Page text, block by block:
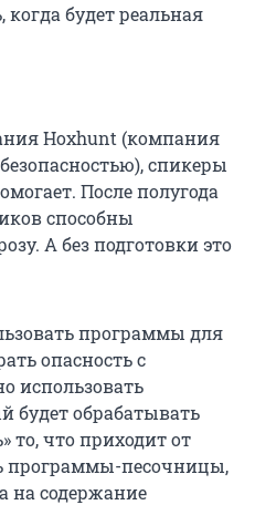
будет реальная
Hoxhunt (компания
спикеры
После полугода
способны
А без подготовки это
программы для
опасность с
использовать
обрабатывать
то, что приходит от
программы-песочницы,
на содержание